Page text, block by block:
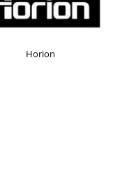
Horion